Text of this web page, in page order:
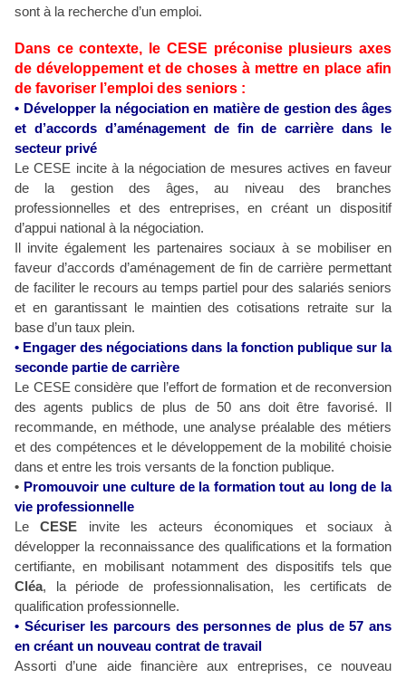
sont à la recherche d’un emploi.
Dans ce contexte, le CESE préconise plusieurs axes
de développement et de choses à mettre en place afin
de favoriser l’emploi des seniors :
• Développer la négociation en matière de gestion des âges
et d’accords d’aménagement de fin de carrière dans le
secteur privé
Le CESE incite à la négociation de mesures actives en faveur
de la gestion des âges, au niveau des branches
professionnelles et des entreprises, en créant un dispositif
d’appui national à la négociation.
Il invite également les partenaires sociaux à se mobiliser en
faveur d’accords d’aménagement de fin de carrière permettant
de faciliter le recours au temps partiel pour des salariés seniors
et en garantissant le maintien des cotisations retraite sur la
base d’un taux plein.
• Engager des négociations dans la fonction publique sur la
seconde partie de carrière
Le CESE considère que l’effort de formation et de reconversion
des agents publics de plus de 50 ans doit être favorisé. Il
recommande, en méthode, une analyse préalable des métiers
et des compétences et le développement de la mobilité choisie
dans et entre les trois versants de la fonction publique.
• Promouvoir une culture de la formation tout au long de la
vie professionnelle
LeCESE invite les acteurs économiques et sociaux à
développer la reconnaissance des qualifications et la formation
certifiante, en mobilisant notamment des dispositifs tels que
Cléa, la période de professionnalisation, les certificats de
qualification professionnelle.
• Sécuriser les parcours des personnes de plus de 57 ans
en créant un nouveau contrat de travail
Assorti d’une aide financière aux entreprises, ce nouveau